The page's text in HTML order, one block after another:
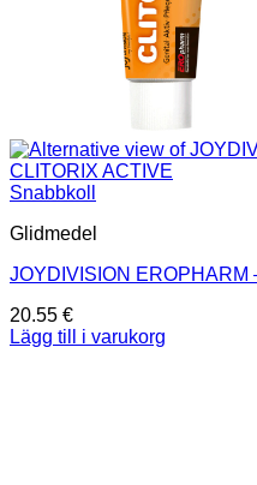
Snabbkoll
Glidmedel
JOYDIVISION EROPHARM
20.55 €
Lägg till i varukorg